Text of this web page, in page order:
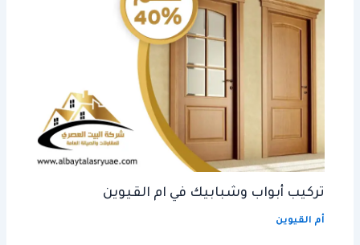
تركيب أبواب وشبابيك في ام القيوين
أم القيوين